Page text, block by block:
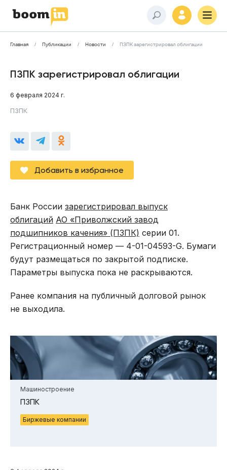
Главная Публикации Новости ПЗПК зарегистрировал облигации
ПЗПК зарегистрировал облигации
6 февраля 2024 г.
ПЗПК
Добавить в избранное
Банк России зарегистрировал выпуск
облигаций АО «Приволжский завод
подшипников качения» (ПЗПК) серии 01.
Регистрационный номер — 4-01-04593-G. Бумаги
будут размещаться по закрытой подписке.
Параметры выпуска пока не раскрываются.
Ранее компания на публичный долговой рынок
не выходила.
Машиностроение
ПЗПК
Биржевые компании